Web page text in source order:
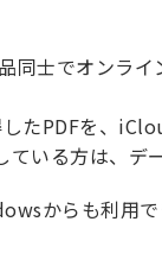
同士でオンラ
たPDFを、
いる方は、デ
からも利用で